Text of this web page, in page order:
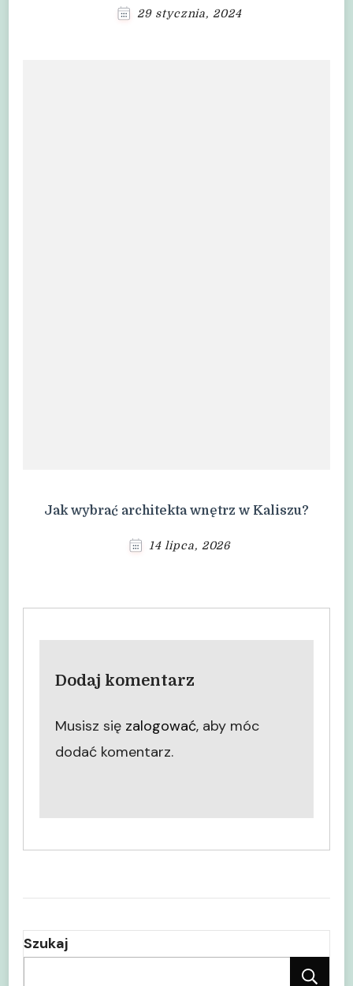
29 stycznia, 2024
Jak wybrać architekta wnętrz w Kaliszu?
14 lipca, 2026
Dodaj komentarz
Musisz się zalogować, aby móc
dodać komentarz.
Szukaj